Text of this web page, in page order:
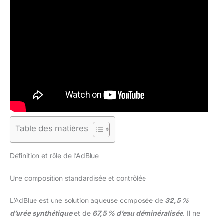
Table des matières
Définition et rôle de l’AdBlue
Une composition standardisée et contrôlée
L’AdBlue est une solution aqueuse composée de 32,5 %
d’urée synthétiqueet de 67,5 % d’eau déminéralisée. Il ne